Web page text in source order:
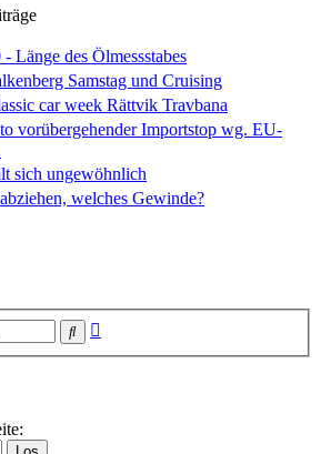
Länge des Ölmessstabes
Samstag und Cruising
car week Rättvik Travbana
vorübergehender Importstop wg. EU-
sich ungewöhnlich
welches Gewinde?
Suche